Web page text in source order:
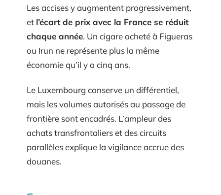
Les accises y augmentent progressivement,
et l’écart de prix avec la France se réduit
chaque année. Un cigare acheté à Figueras
ou Irun ne représente plus la même
économie qu’il y a cinq ans.
Le Luxembourg conserve un différentiel,
mais les volumes autorisés au passage de
frontière sont encadrés. L’ampleur des
achats transfrontaliers et des circuits
parallèles explique la vigilance accrue des
douanes.